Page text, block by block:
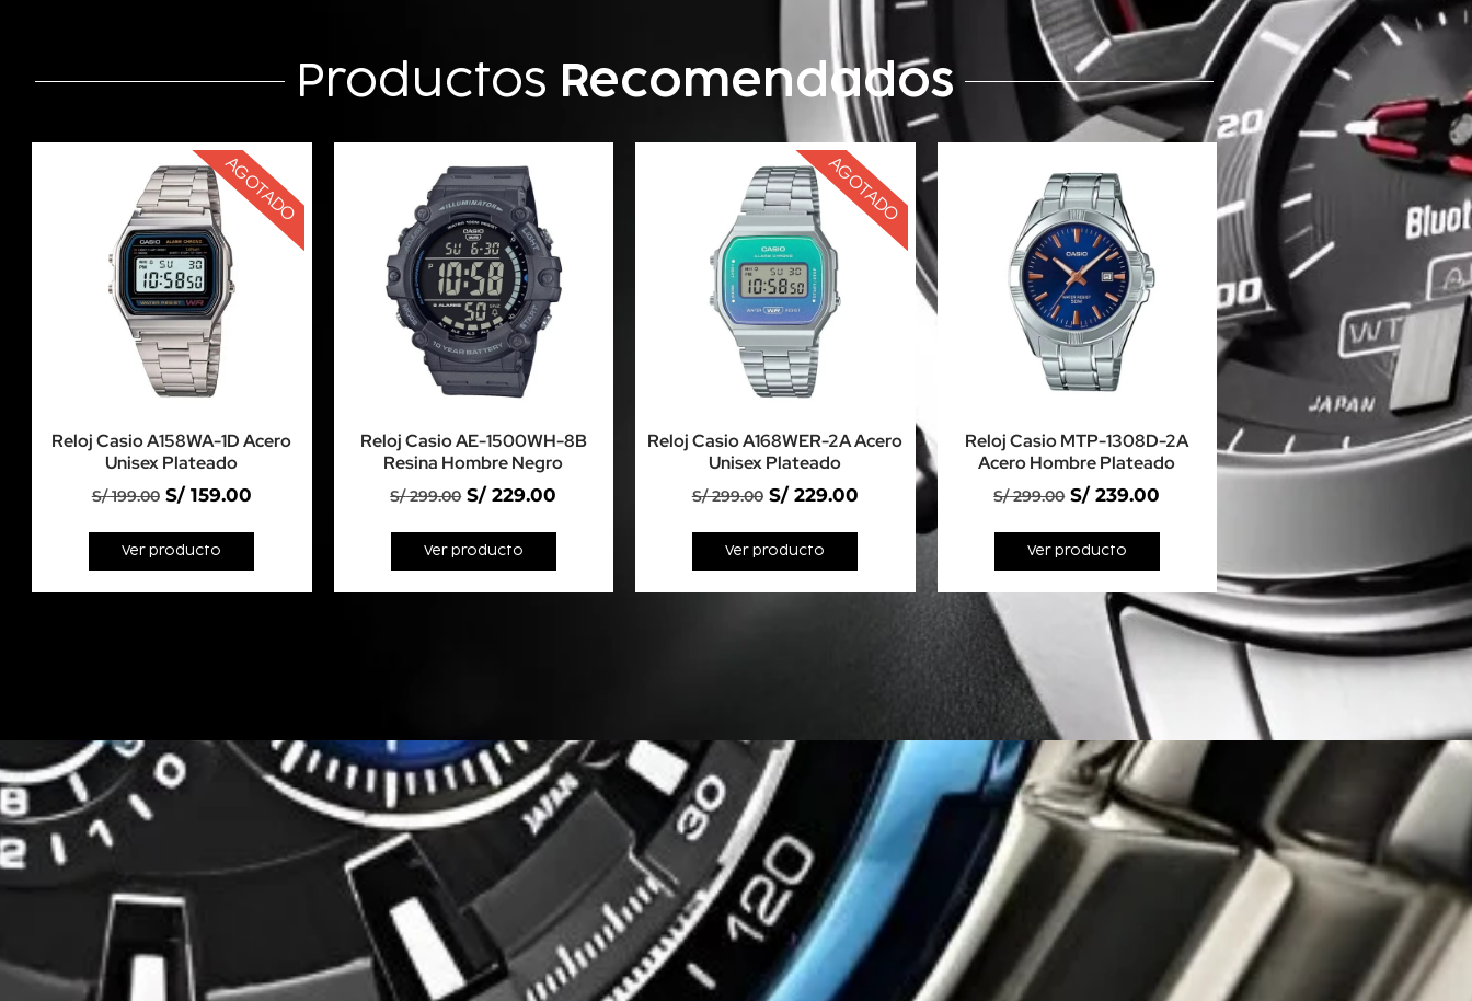
Productos Recomendados
AGOTADO
Reloj Casio A158WA-1D Acero
Unisex Plateado
S/199.00 S/159.00
Ver producto
Reloj Casio AE-1500WH-8B
Resina Hombre Negro
S/299.00 S/ 229.00
Ver producto
AGOTADO
Reloj Casio A168WER-2A Acero
Unisex Plateado
S/299.00 S/229.00
Ver producto
Reloj Casio MTP-1308D-2A
Acero Hombre Plateado
S/299.00 S/ 239.00
Ver producto